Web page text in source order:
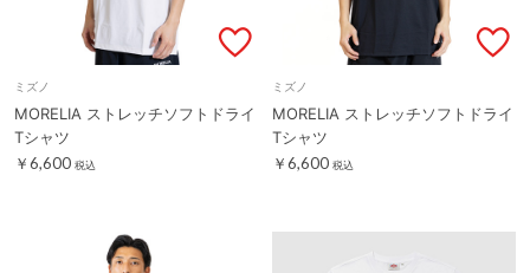
ミズノ
MORELIA ストレッチソフトドライ
Tシャツ
￥6,600 税込
ミズノ
MORELIA ストレッチソフトドライ
Tシャツ
￥6,600 税込